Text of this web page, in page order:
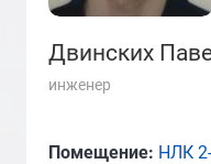
Двинских
инженер
Помещение: НЛК